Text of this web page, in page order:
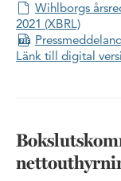
Wihlborgs
2021 (XBRL)
Länk till digital